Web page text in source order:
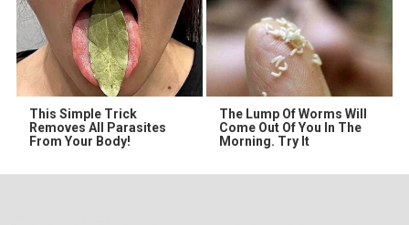
This Simple Trick
Removes All Parasites
From Your Body!
The Lump Of Worms Will
Come Out Of You In The
Morning. Try It